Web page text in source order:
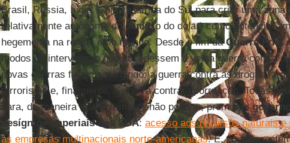
Brasil, Rússia, Índia, China e África do Sul para criar uma zona
relativamente autônoma do domínio do dólar) como potencial
hegemonia na região e no mundo. Desde o fim daGuerra Fria ,
modos de intervenção que sucedessem à velha guerra contra
novas guerras foram emergindo: a guerra contra as drogas, a
terrorismo e, finalmente, a guerra contra a corrupção. Todas
para, de maneira aparentemente não política, promover
desígnios imperiais dos EUA:acesso aos recursos naturais
às empresas multinacionais norte-americanas. E,